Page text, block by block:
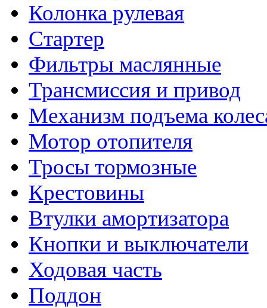
Колонка рулевая
Стартер
Фильтры маслянные
Трансмиссия и привод
Механизм подъема
Мотор отопителя
Тросы тормозные
Крестовины
Втулки амортизатора
Кнопки и выключатели
Ходовая часть
Поддон